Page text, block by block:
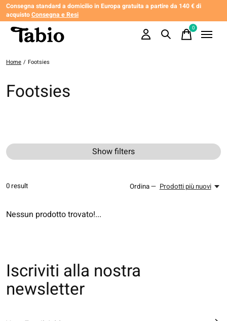
Consegna standard a domicilio in Europa gratuita a partire da 140 € di
acquistoConsegna e Resi
0items
Home / Footsies
Footsies
Show filters
0 result Ordina — Prodotti più nuovi
Nessun prodotto trovato!...
Iscriviti alla nostra
newsletter